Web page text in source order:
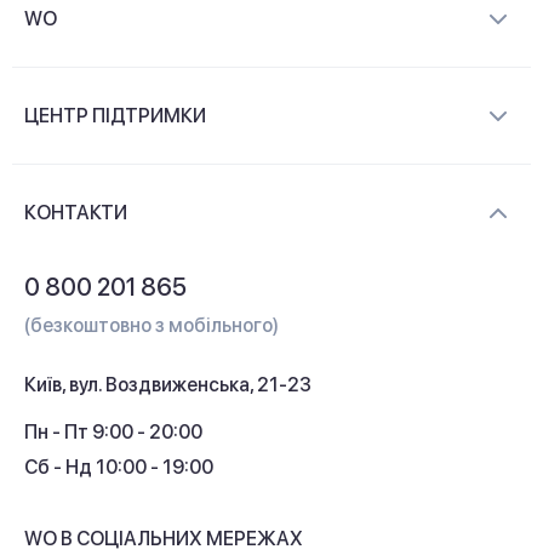
WO
Контакти
ЦЕНТР ПІДТРИМКИ
Кешбек
КОНТАКТИ
0 800 201 865
(безкоштовно з мобільного)
Київ, вул. Воздвиженська, 21-23
Пн - Пт 9:00 - 20:00
Сб - Нд 10:00 - 19:00
WO В СОЦІАЛЬНИХ МЕРЕЖАХ